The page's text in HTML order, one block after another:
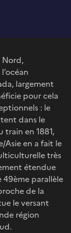
Nord,
largement
pour cela
: le
dans le
train en 1881,
Asie en a fait le
très
étendue
49ème parallèle
de la
le versant
région